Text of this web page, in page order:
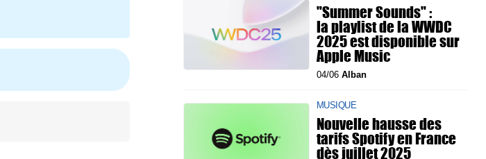
"Summer Sounds" :
la playlist de la WWDC
2025 est disponible sur
Apple Music
04/06 Alban
MUSIQUE
Nouvelle hausse des
tarifs Spotify en France
dès juillet 2025